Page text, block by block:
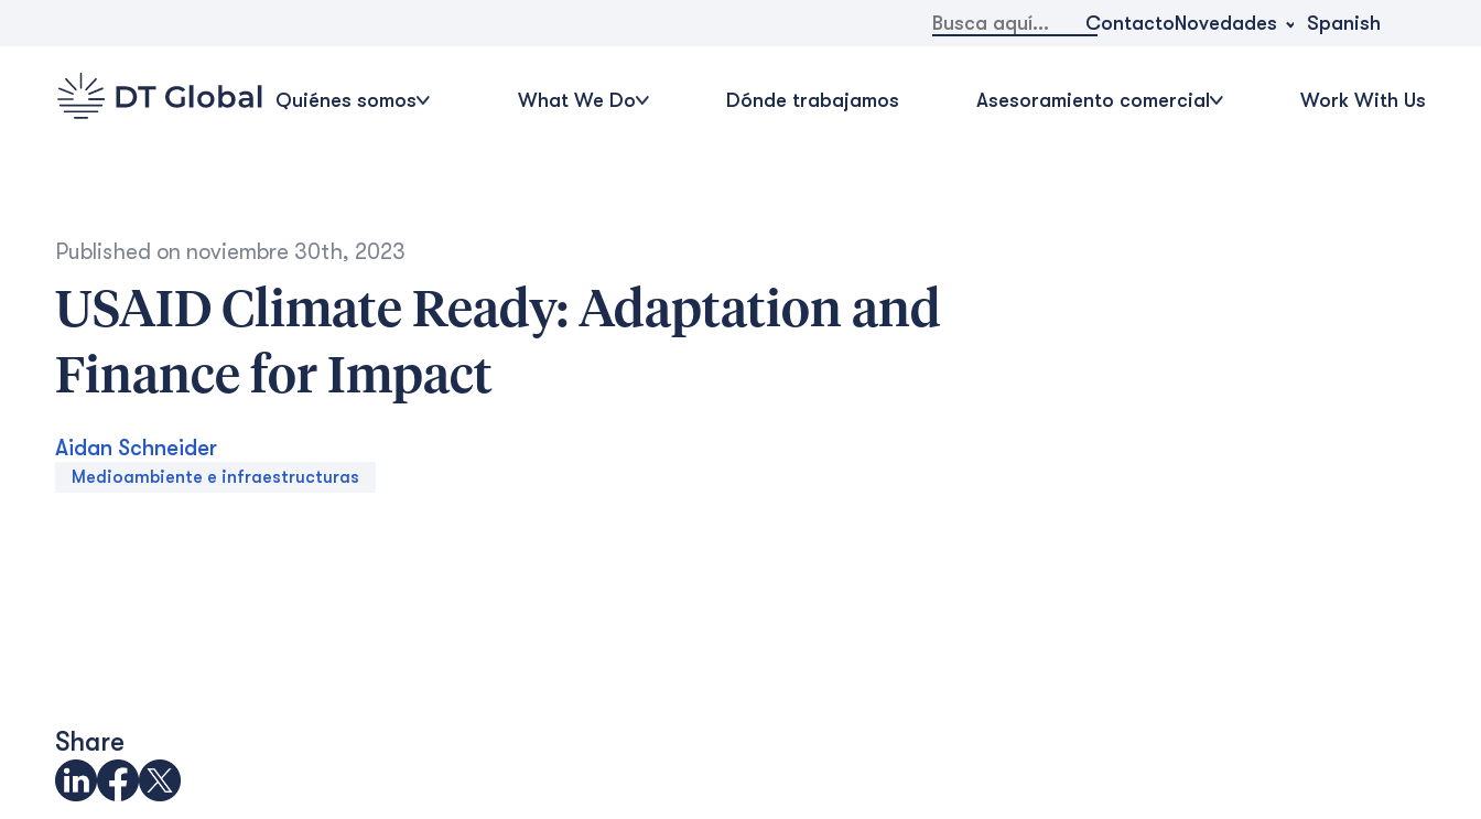
Buscar: ContactoNovedades Spanish
Quiénes somos What We Do Dónde trabajamos Asesoramiento comercial Work With Us
Published on noviembre 30th, 2023
USAID Climate Ready: Adaptation and
Finance for Impact
Aidan Schneider
Medioambiente e infraestructuras
Share